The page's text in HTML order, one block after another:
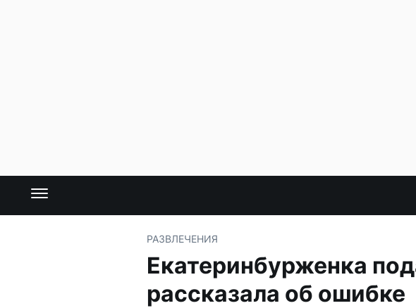
РАЗВЛЕЧЕНИЯ
Екатеринбурженка
рассказала об ошибке